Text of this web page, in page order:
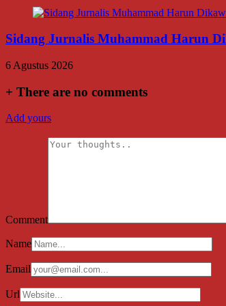
Sidang Jurnalis Muhammad Harun
6 Agustus 2026
+ There are no comments
Add yours
Comment
Name
Email
Url